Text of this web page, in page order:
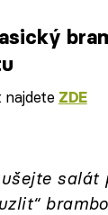
najdete ZDE
salát